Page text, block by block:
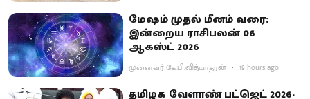
மேஷம் முதல் மீனம் வரை:
இன்றைய ராசிபலன் 06
ஆகஸ்ட் 2026
முனைவர் கே.பி.வித்யாதரன் 19 hours ago
தமிழக வேளாண் பட்ஜெட் 2026-